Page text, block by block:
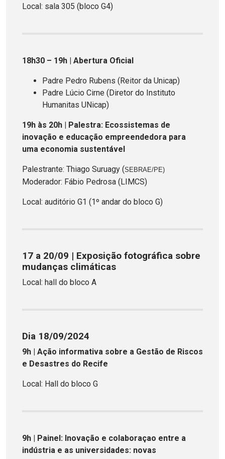
Local: sala 305 (bloco G4)
18h30 – 19h | Abertura Oficial
Padre Pedro Rubens (Reitor da Unicap)
Padre Lúcio Cirne (Diretor do Instituto
Humanitas UNicap)
19h às 20h | Palestra: Ecossistemas de
inovação e educação empreendedora para
uma economia sustentável
Palestrante: Thiago Suruagy (SEBRAE/PE)
Moderador: Fábio Pedrosa (LIMCS)
Local: auditório G1 (1º andar do bloco G)
17 a 20/09 | Exposição fotográfica sobre
mudanças climáticas
Local: hall do bloco A
Dia 18/09/2024
9h | Ação informativa sobre a Gestão de Riscos
e Desastres do Recife
Local: Hall do bloco G
9h | Painel: Inovação e colaboraçao entre a
indústria e as universidades: novas